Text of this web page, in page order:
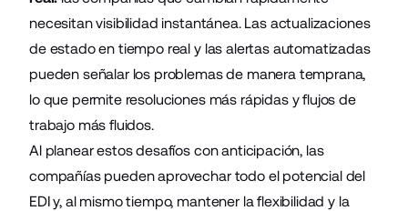
necesitan visibilidad instantánea. Las actualizaciones
de estado en tiempo real y las alertas automatizadas
pueden señalar los problemas de manera temprana,
lo que permite resoluciones más rápidas y flujos de
trabajo más fluidos.
Al planear estos desafíos con anticipación, las
compañías pueden aprovechar todo el potencial del
EDI y, al mismo tiempo, mantener la flexibilidad y la